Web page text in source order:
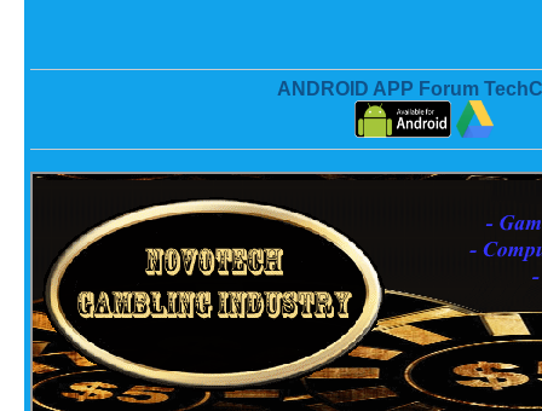
ANDROID APP Forum